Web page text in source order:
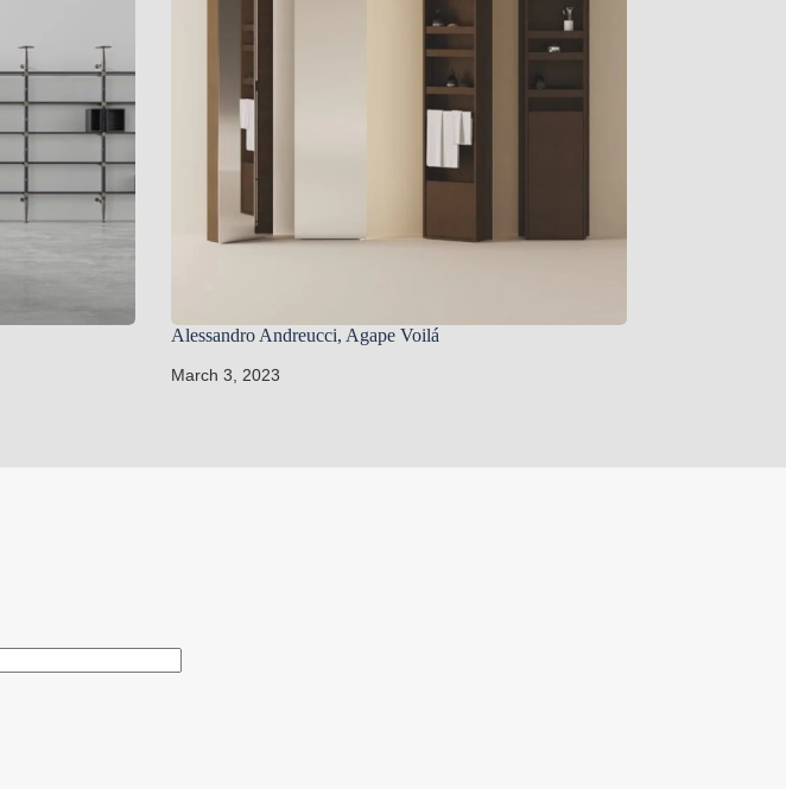
Alessandro Andreucci, Agape Voilá
March 3, 2023